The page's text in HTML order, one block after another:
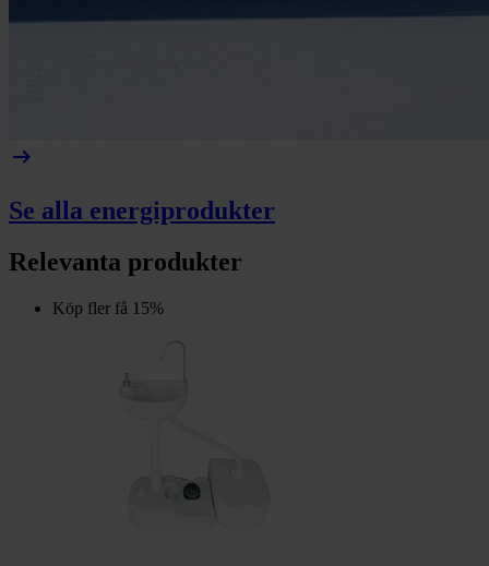
arrow_right_alt
Se alla energiprodukter
Relevanta produkter
Köp fler få 15%